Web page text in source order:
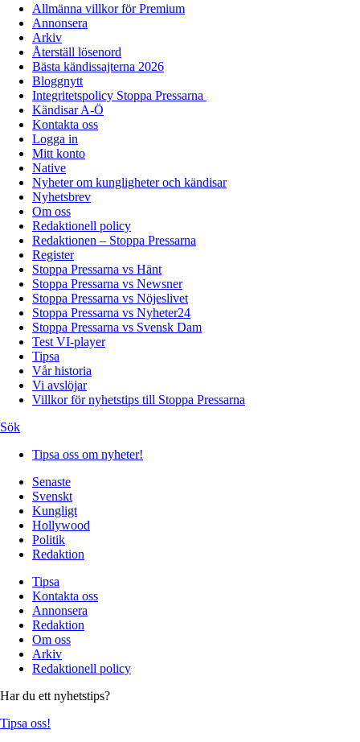
Allmänna villkor för Premium
Annonsera
Arkiv
Återställ lösenord
Bästa kändissajterna 2026
Bloggnytt
Integritetspolicy Stoppa Pressarna
Kändisar A-Ö
Kontakta oss
Logga in
Mitt konto
Native
Nyheter om kungligheter och kändisar
Nyhetsbrev
Om oss
Redaktionell policy
Redaktionen – Stoppa Pressarna
Register
Stoppa Pressarna vs Hänt
Stoppa Pressarna vs Newsner
Stoppa Pressarna vs Nöjeslivet
Stoppa Pressarna vs Nyheter24
Stoppa Pressarna vs Svensk Dam
Test VI-player
Tipsa
Vår historia
Vi avslöjar
Villkor för nyhetstips till Stoppa Pressarna
Sök
Tipsa oss om nyheter!
Senaste
Svenskt
Kungligt
Hollywood
Politik
Redaktion
Tipsa
Kontakta oss
Annonsera
Redaktion
Om oss
Arkiv
Redaktionell policy
Har du ett nyhetstips?
Tipsa oss!